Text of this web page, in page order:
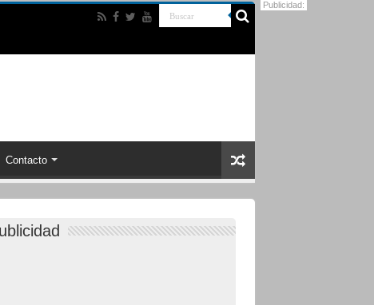
Contacto
Publicidad: